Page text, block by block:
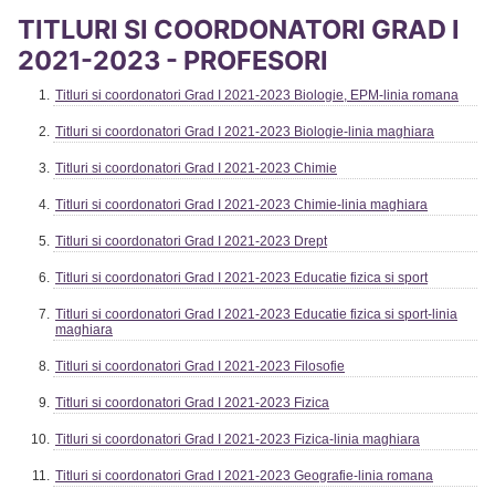
TITLURI SI COORDONATORI GRAD I
2021-2023 - PROFESORI
Titluri si coordonatori Grad I 2021-2023 Biologie, EPM-linia romana
Titluri si coordonatori Grad I 2021-2023 Biologie-linia maghiara
Titluri si coordonatori Grad I 2021-2023 Chimie
Titluri si coordonatori Grad I 2021-2023 Chimie-linia maghiara
Titluri si coordonatori Grad I 2021-2023 Drept
Titluri si coordonatori Grad I 2021-2023 Educatie fizica si sport
Titluri si coordonatori Grad I 2021-2023 Educatie fizica si sport-linia
maghiara
Titluri si coordonatori Grad I 2021-2023 Filosofie
Titluri si coordonatori Grad I 2021-2023 Fizica
Titluri si coordonatori Grad I 2021-2023 Fizica-linia maghiara
Titluri si coordonatori Grad I 2021-2023 Geografie-linia romana